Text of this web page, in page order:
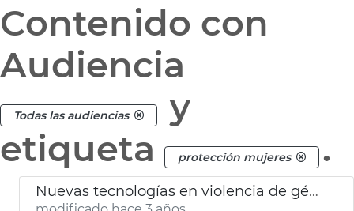
Contenido con
Audiencia
Todas las audiencias
y
etiqueta
protección mujeres .
Nuevas tecnologías en violencia de género